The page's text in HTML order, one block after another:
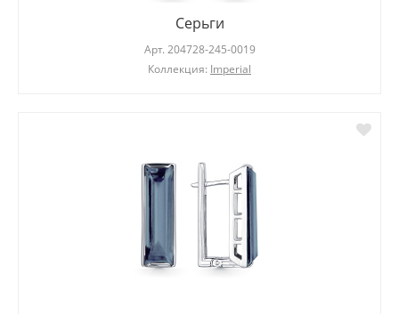
Серьги
Арт. 204728-245-0019
Коллекция: Imperial